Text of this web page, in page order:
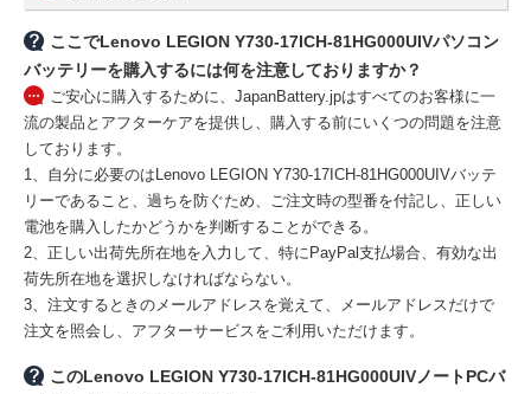
ここでLenovo LEGION Y730-17ICH-81HG000UIVパソコン
バッテリーを購入するには何を注意しておりますか？
ご安心に購入するために、JapanBattery.jpはすべてのお客様に一
流の製品とアフターケアを提供し、購入する前にいくつの問題を注意
しております。
1、自分に必要のはLenovo LEGION Y730-17ICH-81HG000UIVバッテ
リーであること、過ちを防ぐため、ご注文時の型番を付記し、正しい
電池を購入したかどうかを判断することができる。
2、正しい出荷先所在地を入力して、特にPayPal支払場合、有効な出
荷先所在地を選択しなければならない。
3、注文するときのメールアドレスを覚えて、メールアドレスだけで
注文を照会し、アフターサービスをご利用いただけます。
このLenovo LEGION Y730-17ICH-81HG000UIVノートPCバ